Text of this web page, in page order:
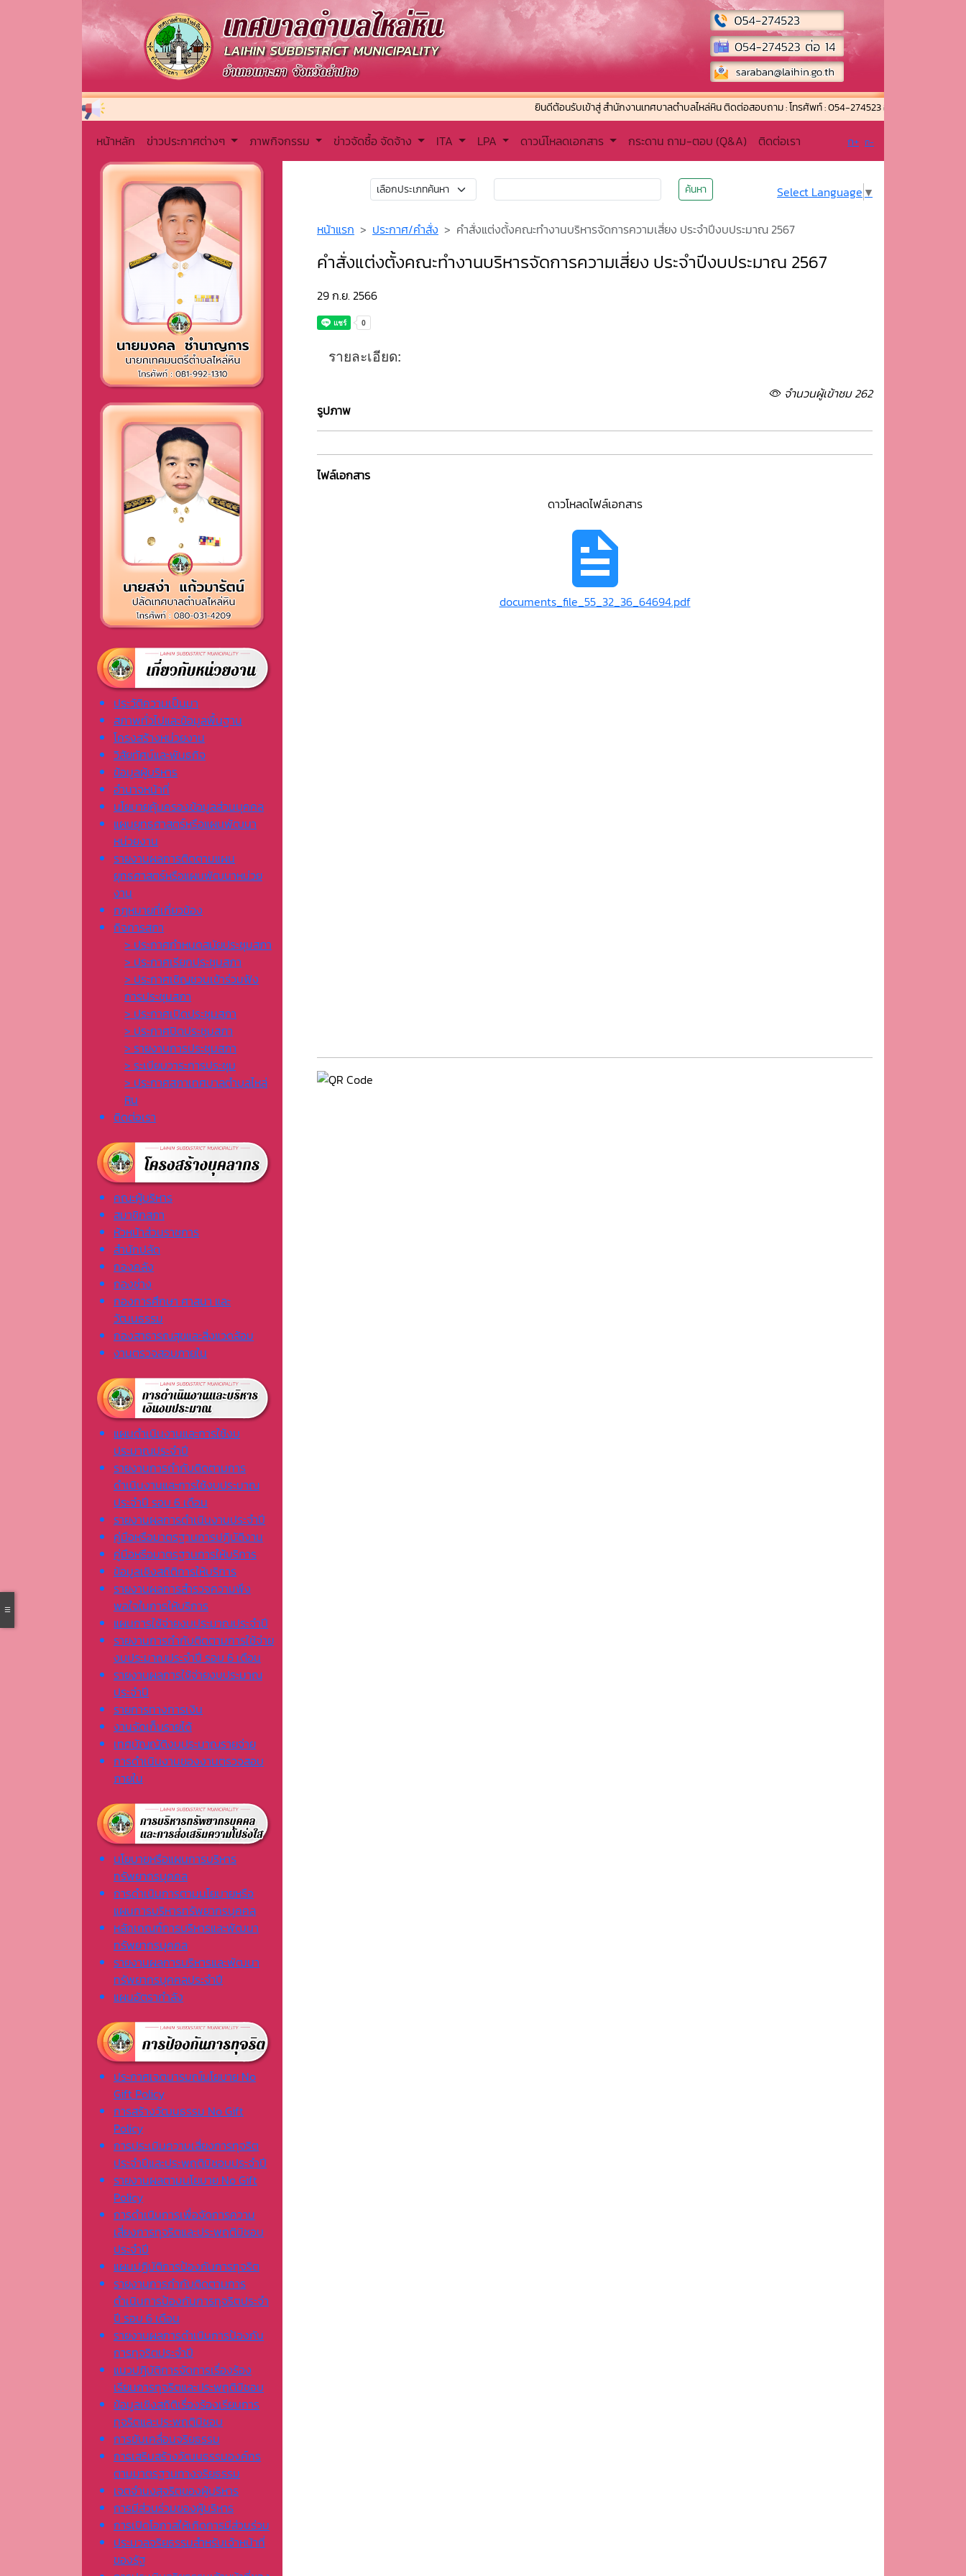
ยินดีต้อนรับเข้าสู่ สำนักงานเทศบาลตำบลไหล่หิน ติดต่อสอบถาม : โทรศัพท์ : 054-274523 อีเมล์
หน้าหลัก ข่าวประกาศต่างๆ ภาพกิจกรรม ข่าวจัดซื้อ จัดจ้าง ITA LPA ดาวน์โหลดเอกสาร กระดาน ถาม-ตอบ (Q&A) ติดต่อเรา ก+ ก-
ประวัติความเป็นมา
สภาพทั่วไปและข้อมูลพื้นฐาน
โครงสร้างหน่วยงาน
วิสัยทัศน์และพันธกิจ
ข้อมูลผู้บริหาร
อำนาจหน้าที่
นโยบายคุ้มครองข้อมูลส่วนบุคคล
แผนยุทธศาสตร์หรือแผนพัฒนา
หน่วยงาน
รายงานผลการติดตามแผน
ยุทธศาสตร์หรือแผนพัฒนาหน่วย
งาน
กฎหมายที่เกี่ยวข้อง
กิจการสภา
> ประกาศกำหนดสมัยประชุมสภา
> ประกาศเรียกประชุมสภา
> ประกาศเชิญชวนเข้าร่วมฟัง
การประชุมสภา
> ประกาศเปิดประชุมสภา
> ประกาศปิดประชุมสภา
> รายงานการประชุมสภา
> ระเบียบวาระการประชุม
> ประกาศสภาเทศบาลตำบลไหล่
หิน
ติดต่อเรา
คณะผู้บริหาร
สมาชิกสภา
หัวหน้าส่วนราชการ
สำนักปลัด
กองคลัง
กองช่าง
กองการศึกษา ศาสนา และ
วัฒนธรรม
กองสาธารณสุขและสิ่งแวดล้อม
งานตรวจสอบภายใน
แผนดำเนินงานและการใช้งบ
ประมาณประจำปี
รายงานการกำกับติดตามการ
ดำเนินงานและการใช้งบประมาณ
ประจำปี รอบ 6 เดือน
รายงานผลการดำเนินงานประจำปี
คู่มือหรือมาตรฐานการปฏิบัติงาน
คู่มือหรือมาตรฐานการให้บริการ
ข้อมูลเชิงสถิติการให้บริการ
รายงานผลการสำรวจความพึง
พอใจในการให้บริการ
แผนการใช้จ่ายงบประมาณประจำปี
รายงานการกำกับติดตามการใช้จ่าย
งบประมาณประจำปี รอบ 6 เดือน
รายงานผลการใช้จ่ายงบประมาณ
ประจำปี
รายการทางการเงิน
งานจัดเก็บรายได้
เทศบัญญัติงบประมาณรายจ่าย
การดำเนินงานของงานตรวจสอบ
ภายใน
นโยบายหรือแผนการบริหาร
ทรัพยากรบุคคล
การดำเนินการตามนโยบายหรือ
แผนการบริหารทรัพยากรบุคคล
หลักเกณฑ์การบริหารและพัฒนา
ทรัพยากรบุคคล
รายงานผลการบริหารและพัฒนา
ทรัพยากรบุคคลประจำปี
แผนอัตรากำลัง
ประกาศเจตนารมณ์นโยบาย No
Gift Policy
การสร้างวัฒนธรรม No Gift
Policy
การประเมินความเสี่ยงการทุจริต
ประจำปีและประพฤติมิชอบประจำปี
รายงานผลตามนโยบาย No Gift
Policy
การดำเนินการเพื่อจัดการความ
เสี่ยงการทุจริตและประพฤติมิชอบ
ประจำปี
แผนปฏิบัติการป้องกันการทุจริต
รายงานการกำกับติดตามการ
ดำเนินการป้องกันการทุจริตประจำ
ปี รอบ 6 เดือน
รายงานผลการดำเนินการป้องกัน
การทุจริตประจำปี
แนวปฏิบัติการจัดการเรื่องร้อง
เรียนการทุจริตและประพฤติมิชอบ
ข้อมูลเชิงสถิติเรื่องร้องเรียนการ
ทุจริตและประพฤติมิชอบ
การขับเคลื่อนจริยธรรม
การเสริมสร้างวัฒนธรรมองค์กร
ตามมาตรฐานทางจริยธรรม
เจตจํานงสุจริตของผู้บริหาร
การมีส่วนร่วมของผู้บริหาร
การเปิดโอกาสให้เกิดการมีส่วนร่วม
ประมวลจริยธรรมสำหรับเจ้าหน้าที่
ของรัฐ
ค้นหา Select Language ▼
หน้าแรก ประกาศ/คำสั่ง คำสั่งแต่งตั้งคณะทำงานบริหารจัดการความเสี่ยง ประจำปีงบประมาณ 2567
คำสั่งแต่งตั้งคณะทำงานบริหารจัดการความเสี่ยง ประจำปีงบประมาณ 2567
29 ก.ย. 2566
รายละเอียด:
จำนวนผู้เข้าชม 262
รูปภาพ
ไฟล์เอกสาร
ดาวโหลดไฟล์เอกสาร
documents_file_55_32_36_64694.pdf